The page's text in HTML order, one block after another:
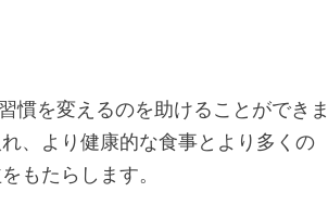
慣を変えるのを助けることができ
、より健康的な食事とより多くの
もたらします。